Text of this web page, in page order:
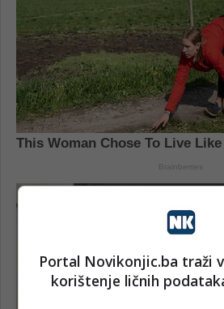
Portal Novikonjic.ba traži
korištenje ličnih